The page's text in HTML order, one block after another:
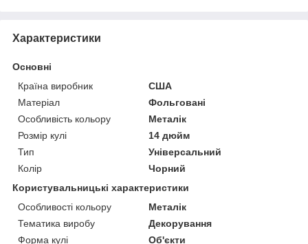
Характеристики
Основні
Країна виробник
США
Матеріал
Фольговані
Особливість кольору
Металік
Розмір кулі
14 дюйм
Тип
Універсальний
Колір
Чорний
Користувальницькі характеристики
Особливості кольору
Металік
Тематика виробу
Декорування
Форма кулі
Об'єкти